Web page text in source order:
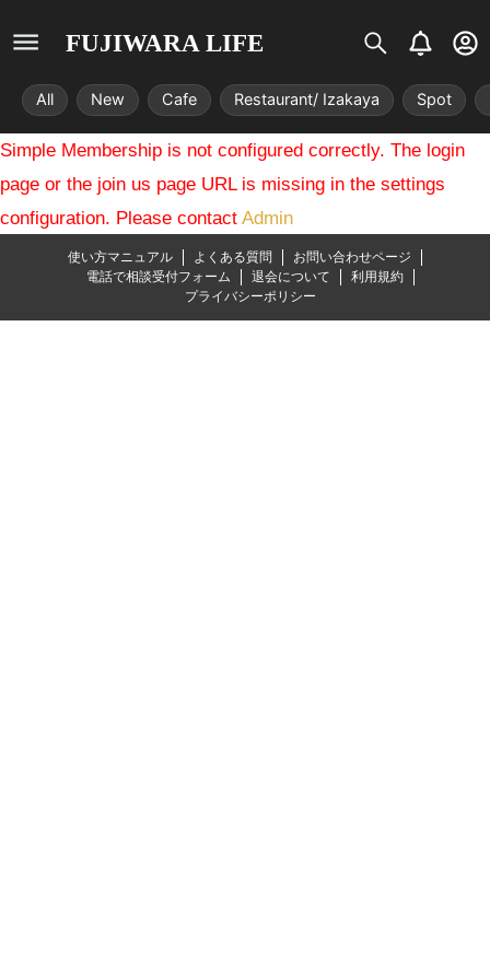
FUJIWARA LIFE
S
i
s
t
r
i
x
B
e
l
l
U
s
r
-
c
c
All New Cafe Restaurant/ Izakaya Spot
Simple Membership is not configured correctly. The login
page or the join us page URL is missing in the settings
configuration. Please contact Admin
使い方マニュアル よくある質問
お問い合わせページ
電話で相談受付フォーム
退会について
利用規約
プライバシーポリシー